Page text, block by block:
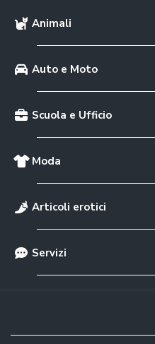
Animali
Auto e Moto
Scuola e Ufficio
Moda
Articoli erotici
Servizi